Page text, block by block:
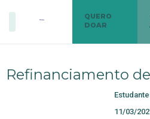
QUERO
DOAR
Refinanciamento
11/03/